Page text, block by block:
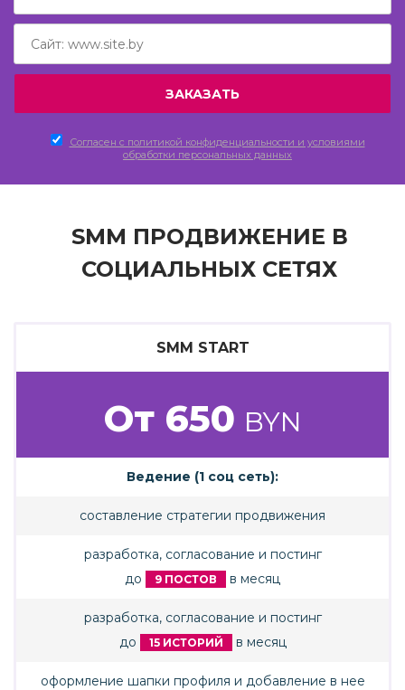
Согласен c политикой конфиденциальности и условиями
обработки персональных данных
SMM ПРОДВИЖЕНИЕ В
СОЦИАЛЬНЫХ СЕТЯХ
SMM START
От 650 BYN
Ведение (1 соц сеть):
составление стратегии продвижения
разработка, согласование и постинг
до
9 ПОСТОВ в месяц
разработка, согласование и постинг
до
15 ИСТОРИЙ в месяц
оформление шапки профиля и добавление в нее